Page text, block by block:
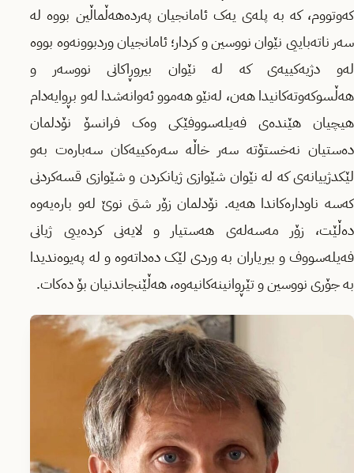
کەوتووم، کە بە پلەی یەک ئامانجیان پەردەهەڵماڵین بووە لە
سەر ناتەباییی نێوان نووسین و کردار؛ ئامانجیان وردبوونەوە بووە
لەو دژیەکییەی کە لە نێوان بیروڕاکانی نووسەر و
هەڵسوکەوتەکانیدا هەن، لەنێو هەموو ئەوانەشدا لەو بڕوایەدام
هیچیان هێندەی فەیلەسووفێکی وەک فرانسۆ نۆدلمان
دەستیان نەخستۆتە سەر خاڵە سەرەکییەکان سەبارەت بەو
لێکدژییانەی کە لە نێوان شێوازی ژیانکردن و شێوازی قسەکردنی
کەسە ناودارەکاندا هەیه. نۆدلمان زۆر شتی نوێ لەو بارەیەوە
دەڵێت، زۆر مەسەلەی هەستیار و لایەنی کردەییی ژیانی
فەیلەسووف و بیریاران بە وردی لێک دەداتەوە و لە پەیوەندیدا
بە جۆری نووسین و تێڕوانینەکانیەوە، هەڵێنجاندنیان بۆ دەکات.